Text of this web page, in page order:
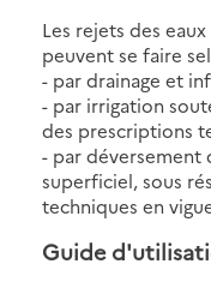
Les rejets des
peuvent se faire
- par drainage et
- par irrigation
des prescriptions
- par déversement
superficiel, sous
techniques en
Guide